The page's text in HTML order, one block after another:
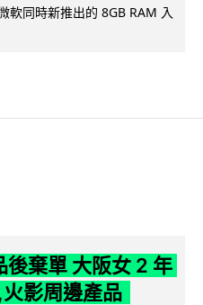
軟同時新推出的 8GB RAM 入
棄單 大阪女 2 年
影周邊產品